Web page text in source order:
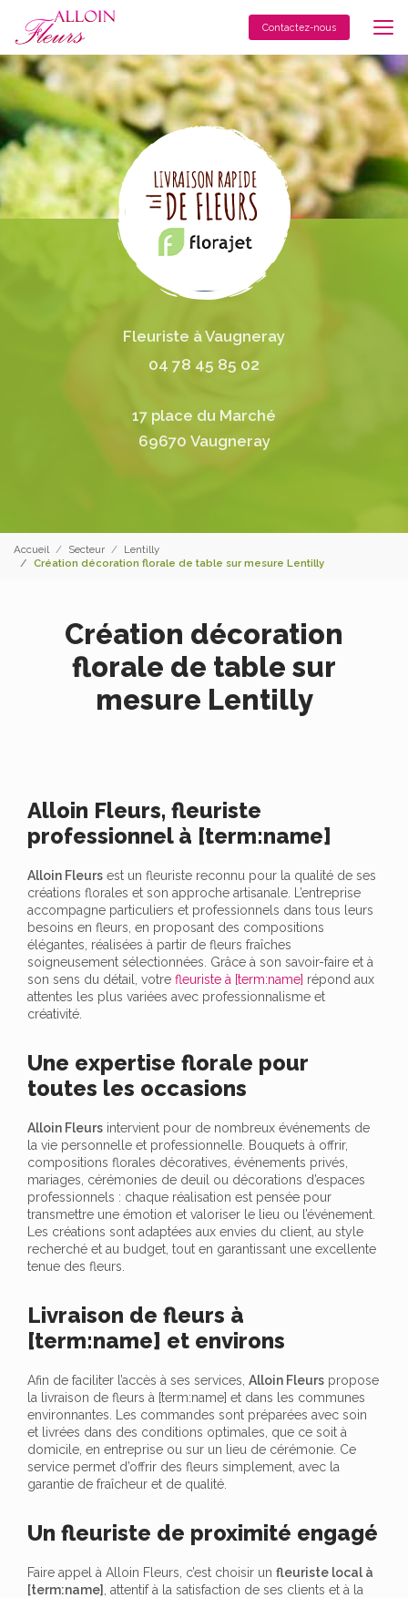
contenu
principal
Contactez-nous
Fleuriste à Vaugneray
04 78 45 85 02
17 place du Marché
69670 Vaugneray
Accueil Secteur
Lentilly
Création décoration florale de table sur mesure Lentilly
Création décoration
florale de table sur
mesure Lentilly
Alloin Fleurs, fleuriste
professionnel à [term:name]
Alloin Fleurs est un fleuriste reconnu pour la qualité de ses
créations florales et son approche artisanale. L’entreprise
accompagne particuliers et professionnels dans tous leurs
besoins en fleurs, en proposant des compositions
élégantes, réalisées à partir de fleurs fraîches
soigneusement sélectionnées. Grâce à son savoir-faire et à
son sens du détail, votre fleuriste à [term:name] répond aux
attentes les plus variées avec professionnalisme et
créativité.
Une expertise florale pour
toutes les occasions
Alloin Fleurs intervient pour de nombreux événements de
la vie personnelle et professionnelle. Bouquets à offrir,
compositions florales décoratives, événements privés,
mariages, cérémonies de deuil ou décorations d’espaces
professionnels : chaque réalisation est pensée pour
transmettre une émotion et valoriser le lieu ou l’événement.
Les créations sont adaptées aux envies du client, au style
recherché et au budget, tout en garantissant une excellente
tenue des fleurs.
Livraison de fleurs à
[term:name] et environs
Afin de faciliter l’accès à ses services, Alloin Fleurs propose
la livraison de fleurs à [term:name] et dans les communes
environnantes. Les commandes sont préparées avec soin
et livrées dans des conditions optimales, que ce soit à
domicile, en entreprise ou sur un lieu de cérémonie. Ce
service permet d’offrir des fleurs simplement, avec la
garantie de fraîcheur et de qualité.
Un fleuriste de proximité engagé
Faire appel à Alloin Fleurs, c’est choisir un fleuriste local à
[term:name]
, attentif à la satisfaction de ses clients et à la